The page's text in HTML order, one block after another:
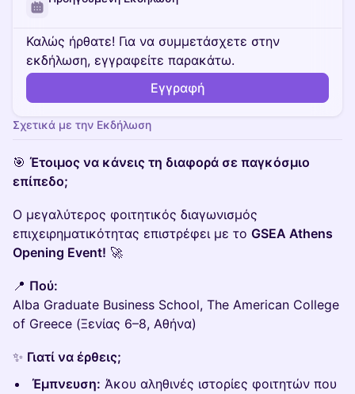
Καλώς ήρθατε! Για να συμμετάσχετε στην
εκδήλωση, εγγραφείτε παρακάτω.
Εγγραφή
Σχετικά με την Εκδήλωση
🎯 Έτοιμος να κάνεις τη διαφορά σε παγκόσμιο
επίπεδο;
Ο μεγαλύτερος φοιτητικός διαγωνισμός
επιχειρηματικότητας επιστρέφει με το GSEA Athens
Opening Event! 🚀
📍 Πού:
Alba Graduate Business School, The American College
of Greece (Ξενίας 6–8, Αθήνα)
✨ Γιατί να έρθεις;
Έμπνευση: Άκου αληθινές ιστορίες φοιτητών που